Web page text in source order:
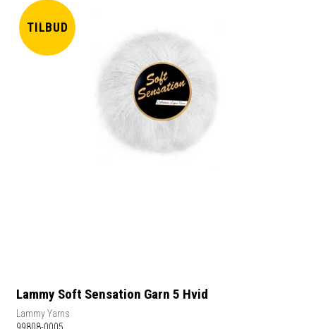
TILBUD
Lammy Soft Sensation Garn 5 Hvid
Lammy Yarns